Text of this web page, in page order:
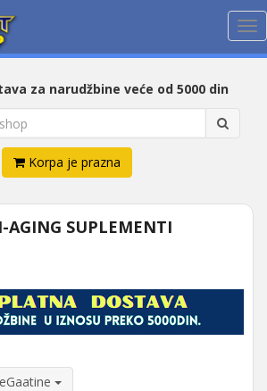
za narudžbine veće od 5000 din
Korpa je prazna
AGING SUPLEMENTI